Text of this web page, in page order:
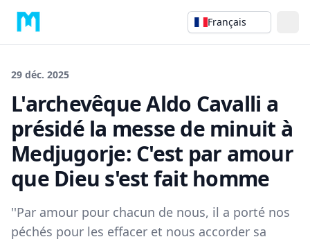
Français
29 déc. 2025
L'archevêque Aldo Cavalli a
présidé la messe de minuit à
Medjugorje: C'est par amour
que Dieu s'est fait homme
''Par amour pour chacun de nous, il a porté nos
péchés pour les effacer et nous accorder sa